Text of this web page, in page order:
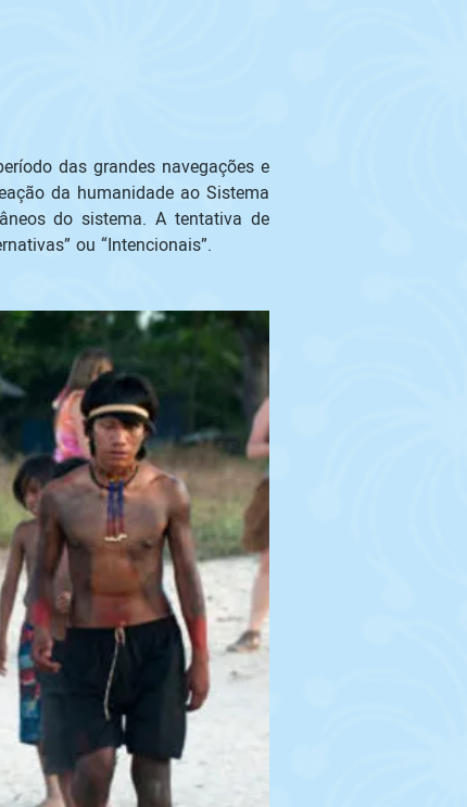
das grandes navegações e
da humanidade ao Sistema
do sistema. A tentativa de
ou “Intencionais”.